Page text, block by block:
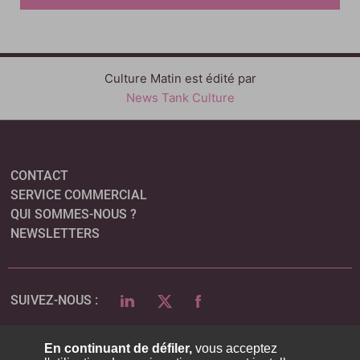
Culture Matin est édité par
News Tank Culture
CONTACT
SERVICE COMMERCIAL
QUI SOMMES-NOUS ?
NEWSLETTERS
SUIVEZ-NOUS : LINKEDINTWITTERFACEBOOK
En continuant de défiler,vous acceptez